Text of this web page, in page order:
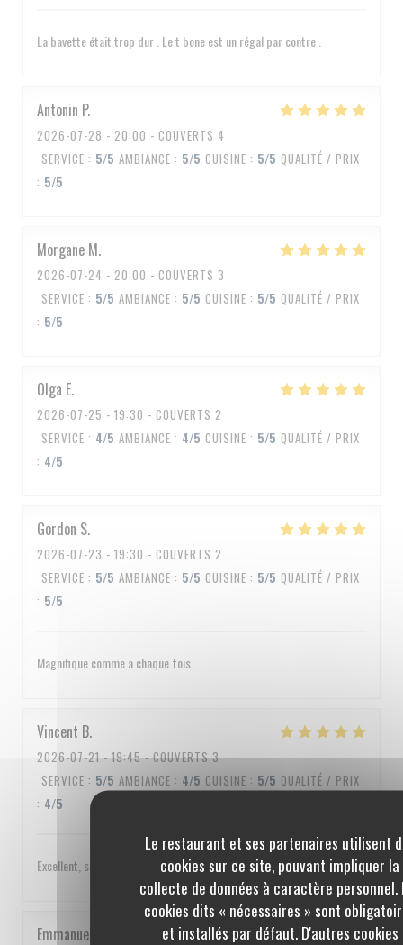
Le restaurant et ses partenaires utilisent
cookies sur ce site, pouvant impliquer la
collecte de données à caractère personnel.
cookies dits « nécessaires » sont
et installés par défaut. D'autres cookies
La bavette était trop dur . Le t bone est un régal par contre .
Antonin P
2026-07-28 - 20:00 - COUVERTS 4
SERVICE : 5/5 AMBIANCE : 5/5 CUISINE : 5/5 QUALITÉ / PRIX
: 5/5
Morgane M
2026-07-24 - 20:00 - COUVERTS 3
SERVICE : 5/5 AMBIANCE : 5/5 CUISINE : 5/5 QUALITÉ / PRIX
: 5/5
Olga E
2026-07-25 - 19:30 - COUVERTS 2
SERVICE : 4/5 AMBIANCE : 4/5 CUISINE : 5/5 QUALITÉ / PRIX
: 4/5
Gordon S
2026-07-23 - 19:30 - COUVERTS 2
SERVICE : 5/5 AMBIANCE : 5/5 CUISINE : 5/5 QUALITÉ / PRIX
: 5/5
Magnifique comme a chaque fois
Vincent B
2026-07-21- 19:45 - COUVERTS 3
SERVICE : 5/5 AMBIANCE : 4/5 CUISINE : 5/5 QUALITÉ / PRIX
: 4/5
Excellent, service impeccable, un peu cher quand même
Emmanuel